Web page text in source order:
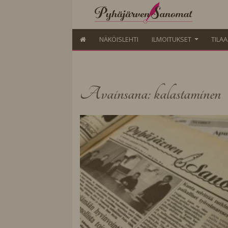
NÄKÖISLEHTI ILMOITUKSET
Avainsana: kalastaminen